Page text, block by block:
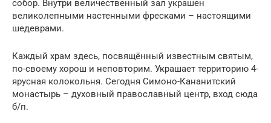
собор. Внутри величественный зал украшен
великолепными настенными фресками – настоящими
шедеврами.
Каждый храм здесь, посвящённый известным святым,
по-своему хорош и неповторим. Украшает территорию 4-
ярусная колокольня. Сегодня Симоно-Кананитский
монастырь – духовный православный центр, вход сюда
б/п.